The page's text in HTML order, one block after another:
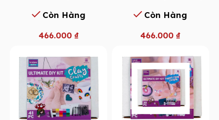
Còn Hàng
466.000 ₫
Còn Hàng
466.000₫